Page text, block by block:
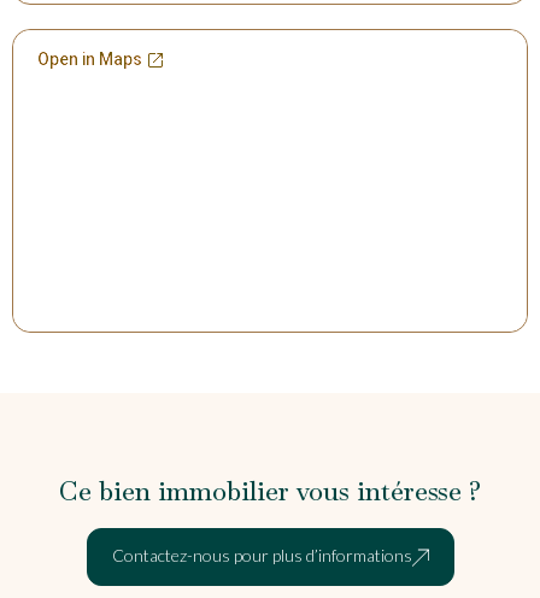
Ce bien immobilier vous intéresse ?
Contactez-nous pour plus d’informations